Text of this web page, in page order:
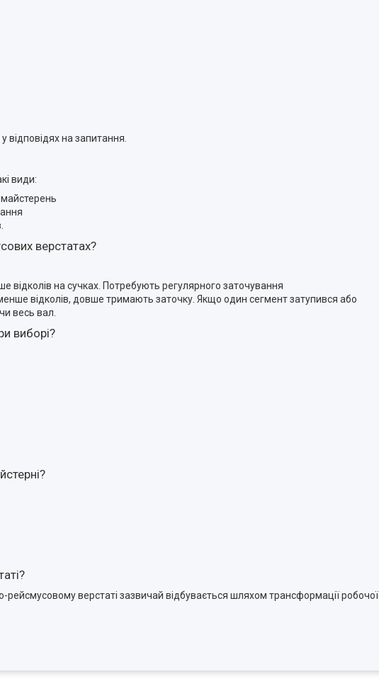
відповідях на запитання.
види:
верстатах?
відколів на сучках. Потребують регулярного заточування
відколів, довше тримають заточку. Якщо один сегмент затупився або
весь вал.
виборі?
верстаті зазвичай відбувається шляхом трансформації робочої